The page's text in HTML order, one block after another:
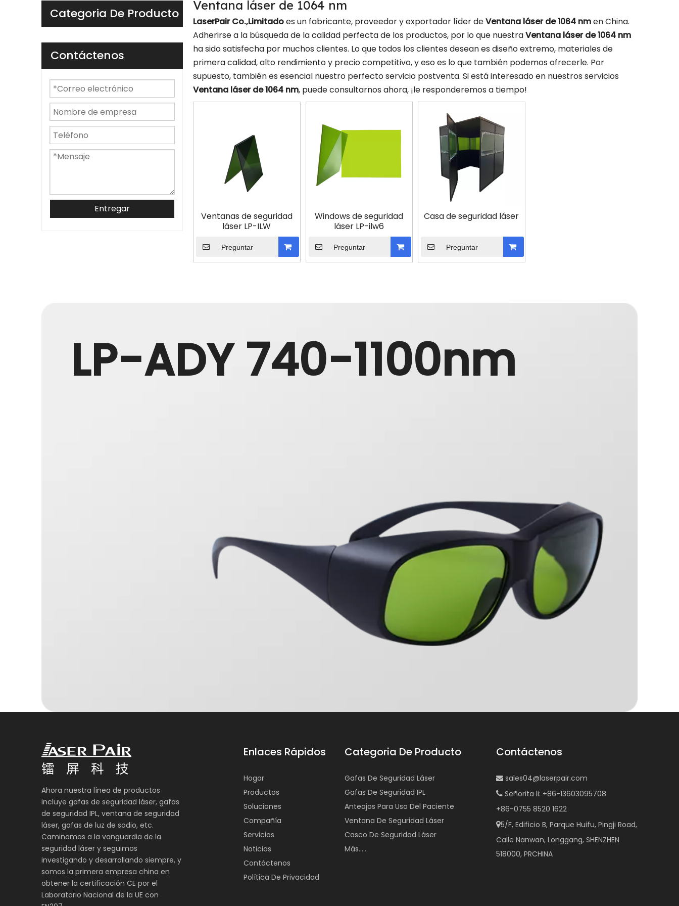
Categoria De Producto
Contáctenos
Entregar
Ventana láser de 1064 nm
LaserPair Co.,Limitadoes un fabricante, proveedor y exportador líder deVentana láser de 1064 nmen China.
Adherirse a la búsqueda de la calidad perfecta de los productos, por lo que nuestraVentana láser de 1064 nm
ha sido satisfecha por muchos clientes. Lo que todos los clientes desean es diseño extremo, materiales de
primera calidad, alto rendimiento y precio competitivo, y eso es lo que también podemos ofrecerle. Por
supuesto, también es esencial nuestro perfecto servicio postventa. Si está interesado en nuestros servicios
Ventana láser de 1064 nm, puede consultarnos ahora, ¡le responderemos a tiempo!
Ventanas de seguridad
láser LP-ILW
Preguntar
Windows de seguridad
láser LP-ilw6
Preguntar
Casa de seguridad láser
Preguntar
LP-ADY 740-1100nm
Ahora nuestra línea de productos
incluye gafas de seguridad láser, gafas
de seguridad IPL, ventana de seguridad
láser, gafas de luz de sodio, etc.
Caminamos a la vanguardia de la
seguridad láser y seguimos
investigando y desarrollando siempre, y
somos la primera empresa china en
obtener la certificación CE por el
Laboratorio Nacional de la UE con
Enlaces Rápidos
Hogar
Productos
Soluciones
Compañía
Servicios
Noticias
Contáctenos
Política De Privacidad
Categoria De Producto
Gafas De Seguridad Láser
Gafas De Seguridad IPL
Anteojos Para Uso Del Paciente
Ventana De Seguridad Láser
Casco De Seguridad Láser
Más......
Contáctenos
 sales04@laserpair.com
 Señorita li: +86-13603095708
+86-0755 8520 1622
5/F, Edificio B, Parque Huifu, Pingji Road,
Calle Nanwan, Longgang, SHENZHEN
518000, PRCHINA